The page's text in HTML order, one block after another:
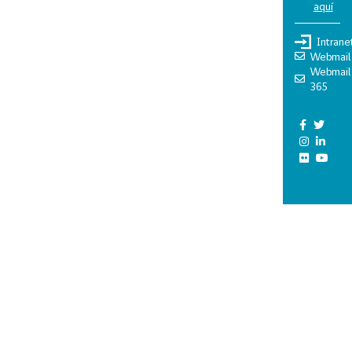
aquí
Webmail
Webmail
365